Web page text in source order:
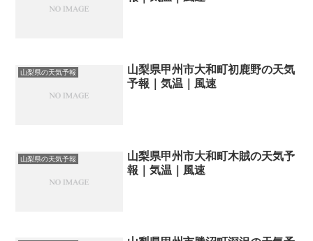
山梨県の天気予報
山梨県甲州市大和町初鹿野の天気
予報｜気温｜風速
山梨県の天気予報
山梨県甲州市大和町木賊の天気予
報｜気温｜風速